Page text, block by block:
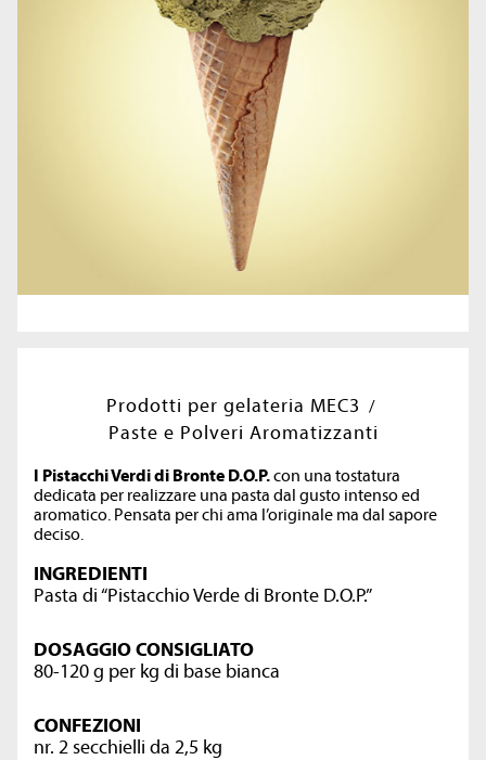
Prodotti per gelateria MEC3
Paste e Polveri Aromatizzanti
I Pistacchi Verdi di Bronte D.O.P.con una tostatura
dedicata per realizzare una pasta dal gusto intenso ed
aromatico. Pensata per chi ama l’originale ma dal sapore
deciso.
INGREDIENTI
Pasta di “Pistacchio Verde di Bronte D.O.P.”
DOSAGGIO CONSIGLIATO
80-120 g per kg di base bianca
CONFEZIONI
nr. 2 secchielli da 2,5 kg